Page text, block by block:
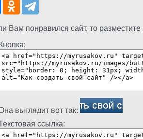
Вам понравился сайт, то
Кнопка:
выглядит вот так:
ссылка: